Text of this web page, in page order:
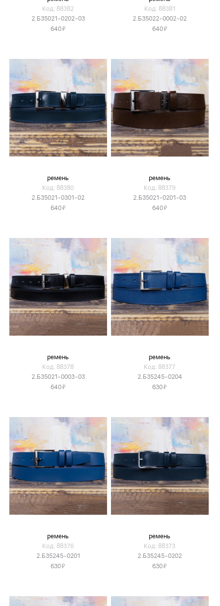
Код: 88382
2.Б35021-0202-03
640Я
Код: 88381
2.Б35022-0002-02
640Я
ремень
Код: 88380
2.Б35021-0301-02
640Я
ремень
Код: 88379
2.Б35021-0201-03
640Я
ремень
Код: 88378
2.Б35021-0003-03
640Я
ремень
Код: 88377
2.Б35245-0204
630Я
ремень
Код: 88376
2.Б35245-0201
630Я
ремень
Код: 88373
2.Б35245-0202
630Я